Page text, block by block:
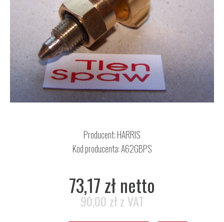
Producent:HARRIS
Kod producenta: A62GBPS
73,17 zł netto
90,00 zł z VAT